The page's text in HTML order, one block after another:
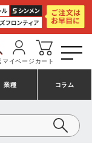
マイページ カート
業種 コラム